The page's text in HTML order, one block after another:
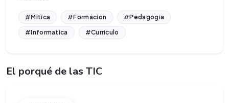
#Mitica #Formacion
#Pedagogia
#Informatica
#Curriculo
El porqué de las TIC